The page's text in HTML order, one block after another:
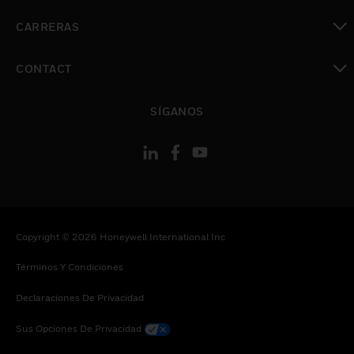
CARRERAS
CONTACT
SÍGANOS
Copyright © 2026 Honeywell International Inc
Términos Y Condiciones
Declaraciones De Privacidad
Sus Opciones De Privacidad